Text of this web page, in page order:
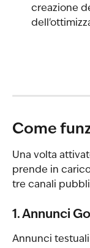
creazione
Come
Una volta
prende in
tre canali
1. Annunci
Annunci